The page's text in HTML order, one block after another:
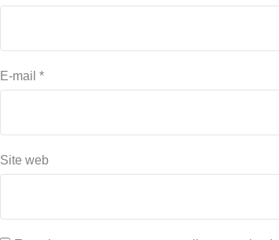
E-mail *
Site web